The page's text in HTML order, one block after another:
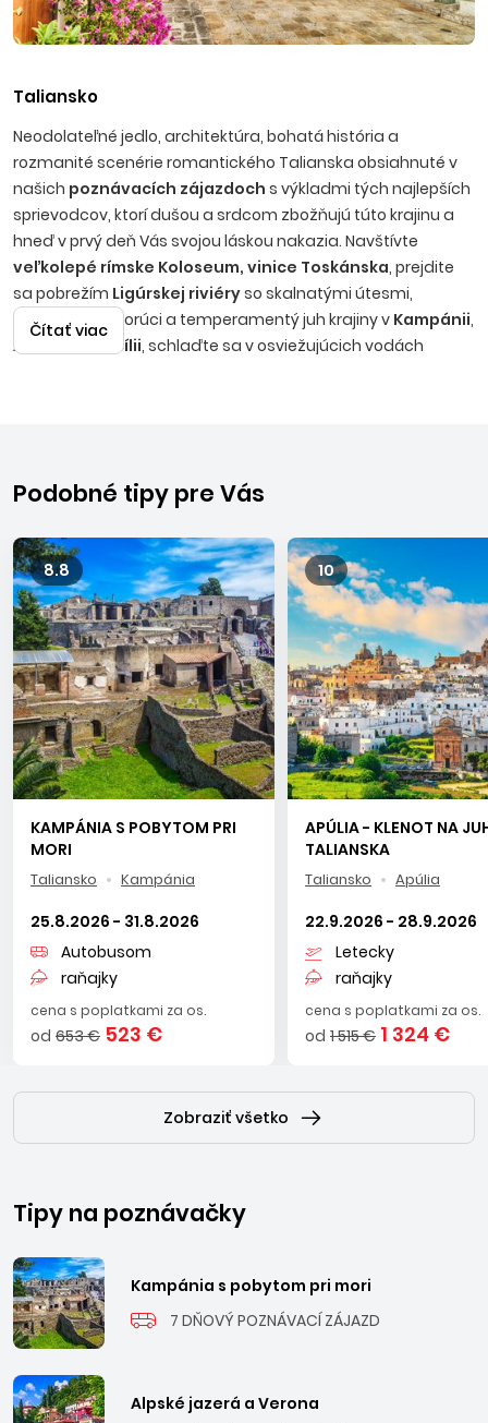
Taliansko
Neodolateľné jedlo, architektúra, bohatá história a
rozmanité scenérie romantického Talianska obsiahnuté v
našich poznávacích zájazdoch s výkladmi tých najlepších
sprievodcov, ktorí dušou a srdcom zbožňujú túto krajinu a
hneď v prvý deň Vás svojou láskou nakazia. Navštívte
veľkolepé rímske Koloseum, vinice Toskánska, prejdite
sa pobrežím Ligúrskej riviéryso skalnatými útesmi,
preskúmajte horúci a temperamentý juh krajiny v Kampánii,
Apúlii
Sicílii, schlaďte sa v osviežujúcich vodách
gelato, vynikajúce lokálne syry a šunky a samozrejme
fantastické vína z rôznych regiónov.
Čítať viac
Podobné tipy pre Vás
8.8
KAMPÁNIA S POBYTOM PRI
MORI
Taliansko Kampánia
25.8.2026 - 31.8.2026
Autobusom
raňajky
cena s poplatkami za os.
od 653 € 523 €
10
APÚLIA - KLENOT NA
TALIANSKA
Taliansko Apúlia
22.9.2026 - 28.9.2026
Letecky
raňajky
cena s poplatkami za os.
od 1 515 € 1 324 €
Zobraziť všetko
Tipy na poznávačky
Kampánia s pobytom pri mori
7 DŇOVÝ POZNÁVACÍ ZÁJAZD
Alpské jazerá a Verona